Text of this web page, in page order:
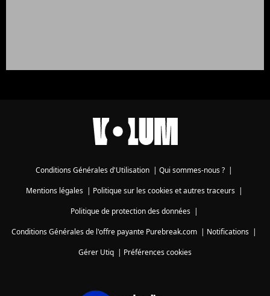
Conditions Générales d'Utilisation | Qui sommes-nous ? |
Mentions légales| Politique sur les cookies et autres traceurs|
Politique de protection des données|
Conditions Générales de l'offre payante Purebreak.com | Notifications |
Gérer Utiq | Préférences cookies